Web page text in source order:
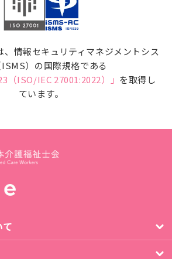
、情報セキュリティマネジメントシス
）の国際規格である
（ISO/IEC 27001:2022）」 を取得し
ています。